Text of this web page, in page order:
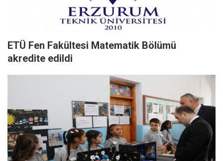
ETÜ Fen Fakültesi Matematik Bölümü
akredite edildi